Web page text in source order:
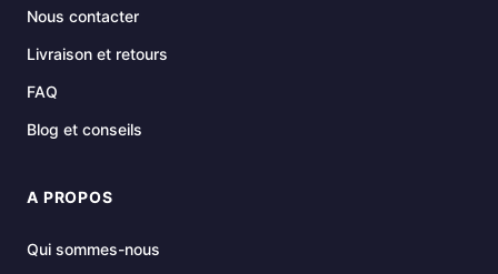
Nous contacter
Livraison et retours
FAQ
Blog et conseils
A PROPOS
Qui sommes-nous